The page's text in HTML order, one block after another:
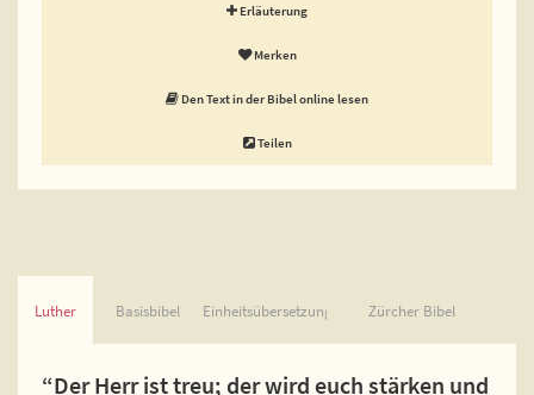
Erläuterung
Merken
Den Text in der Bibel online lesen
Teilen
Luther Basisbibel Einheitsübersetzung Zürcher Bibel
“Der Herr ist treu; der wird euch stärken und